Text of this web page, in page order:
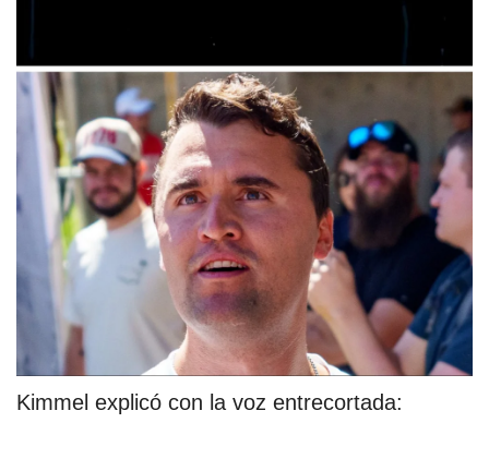
Kimmel explicó con la voz entrecortada: